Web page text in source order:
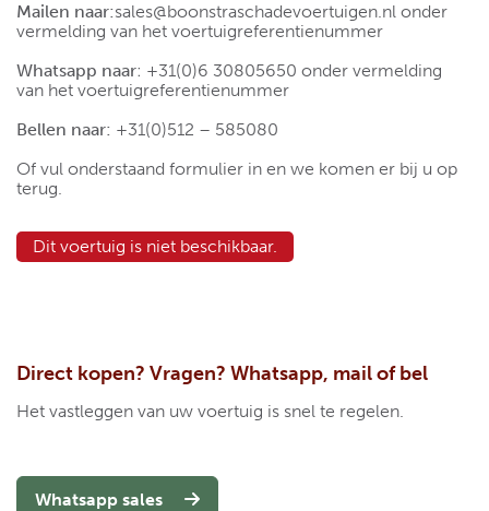
Mailen naar:sales@boonstraschadevoertuigen.nl onder
vermelding van het voertuigreferentienummer
Whatsapp naar: +31(0)6 30805650 onder vermelding
van het voertuigreferentienummer
Bellen naar: +31(0)512 – 585080
Of vul onderstaand formulier in en we komen er bij u op
terug.
Dit voertuig is niet beschikbaar.
Direct kopen? Vragen? Whatsapp, mail of bel
Het vastleggen van uw voertuig is snel te regelen.
Whatsapp sales